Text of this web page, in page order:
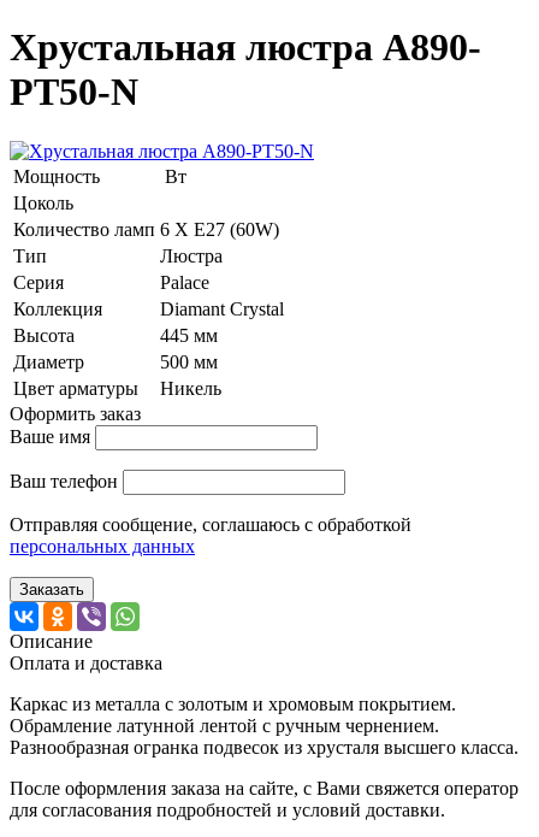
Хрустальная люстра A890-
PT50-N
Мощность
Вт
Цоколь
Количество ламп 6 Х E27 (60W)
Тип
Люстра
Серия
Palace
Коллекция
Diamant Crystal
Высота
445 мм
Диаметр
500 мм
Цвет арматуры
Никель
Оформить заказ
Ваше имя
Ваш телефон
Отправляя сообщение, соглашаюсь с обработкой
персональных данных
Заказать
Описание
Оплата и доставка
Каркас из металла с золотым и хромовым покрытием.
Обрамление латунной лентой с ручным чернением.
Разнообразная огранка подвесок из хрусталя высшего класса.
После оформления заказа на сайте, с Вами свяжется оператор
для согласования подробностей и условий доставки.